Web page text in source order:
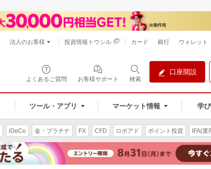
よくあるご質問 お客様サポート 検索
口座開設
ツール・アプリ マーケット情報 学
法人のお客様 投資情報トウシル カード 銀行 ウォレット
iDeCo 金・プラチナ FX CFD ロボアド ポイント投資 IFA(運